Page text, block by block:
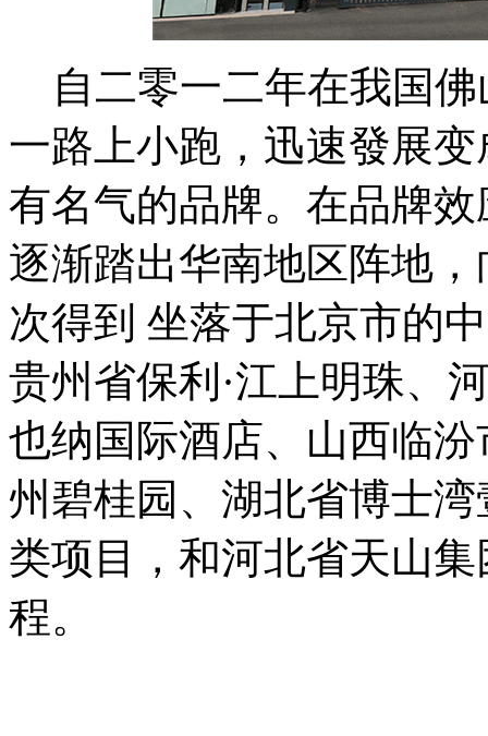
自二零一二年在我国
一路上小跑，迅速發展
有名气的品牌。在品牌
逐渐踏出华南地区阵地
次得到 坐落于北京市的
贵州省保利·江上明珠、
也纳国际酒店、山西临
州碧桂园、湖北省博士
类项目，和河北省天山
程。